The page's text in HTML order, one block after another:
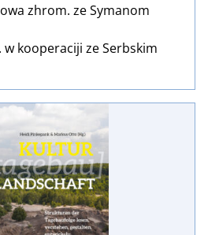
zhrom. ze Symanom
w kooperaciji ze Serbskim